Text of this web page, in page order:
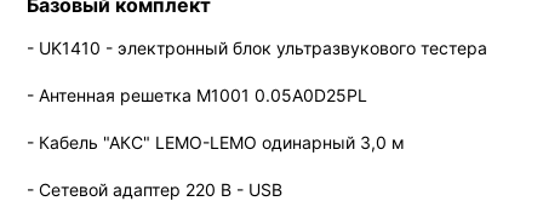
Базовый комплект
- UK1410 - электронный блок ультразвукового тестера
- Антенная решетка М1001 0.05A0D25PL
- Кабель "АКС" LEMO-LEMO одинарный 3,0 м
- Сетевой адаптер 220 В - USB